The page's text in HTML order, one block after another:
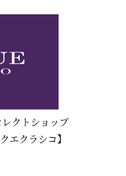
クトショップ
エクラシコ】